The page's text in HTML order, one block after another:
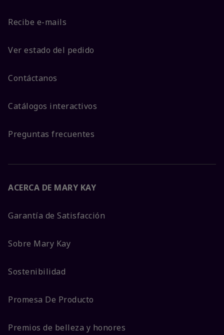
Recibe e-mails
Ver estado del pedido
Contáctanos
Catálogos interactivos
Preguntas frecuentes
ACERCA DE MARY KAY
Garantía de Satisfacción
Sobre Mary Kay
Sostenibilidad
Promesa De Producto
Premios de belleza y honores